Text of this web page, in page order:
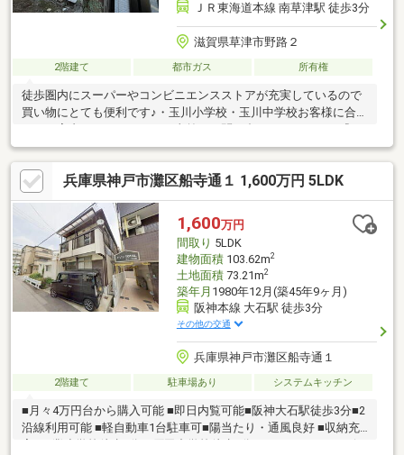
ＪＲ東海道本線 南草津駅 徒歩3分
滋賀県草津市野路２
2階建て 都市ガス 所有権
徒歩圏内にスーパーやコンビニエンスストアが充実しているので
買い物にとても便利です♪・玉川小学校・玉川中学校お客様に合わ
ーン相談』『お家の中を見てみたい』などおおよその所要時間は
下記をご参考ください。・現地／物件見学 約30分～・ご希望条
件のご相談 約30分～・資金計画やローンのご相談 約30分～
兵庫県神戸市灘区船寺通１ 1,600万円 5LDK
1,600万円
間取り 5LDK
建物面積103.62m2
土地面積73.21m2
築年月 1980年12月(築45年9ヶ月)
阪神本線 大石駅 徒歩3分
その他の交通
兵庫県神戸市灘区船寺通１
2階建て 駐車場あり システムキッチン
■月々4万円台から購入可能 ■即日内覧可能■阪神大石駅徒歩3分■2
沿線利用可能 ■軽自動車1台駐車可■陽当たり・通風良好 ■収納充
実■西灘小学校徒歩3分、原田中学校徒歩2分 ■スーパー・コンビニ